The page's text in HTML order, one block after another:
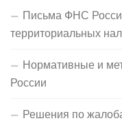
Письма ФНС
территориальных
Нормативные и
России
Решения по